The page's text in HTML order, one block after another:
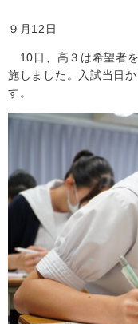
９月 12 日
10日、高３は希望者
施しました。入試当日
す。